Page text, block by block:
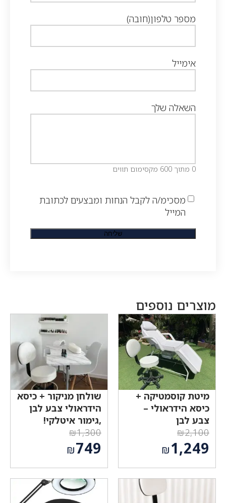
מספר טלפון(חובה)
אימייל
השאלה שלך
0 מתוך 600 מקסימום תווים
מסכימ/ה לקבל הנחות ומבצעים לכתובת
המייל
מוצרים נוספים
מיטת קוסמטיקה +
כיסא הידראולי –
צבע לבן
₪2,100
המחיר
המקורי
היה:
₪2,100.
₪1,249
שולחן מניקור + כיסא
הידראולי צבע לבן
,גימור איטלקי!
₪1,300
המחיר
המקורי
היה:
₪1,300.
₪749
הוא: